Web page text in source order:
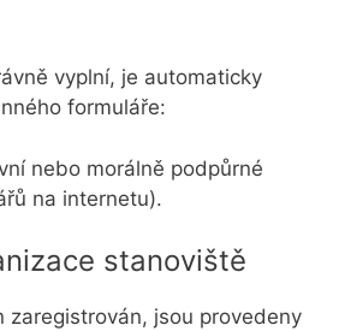
vyplní, je automaticky
formuláře:
nebo morálně podpůrné
na internetu).
stanoviště
zaregistrován, jsou provedeny